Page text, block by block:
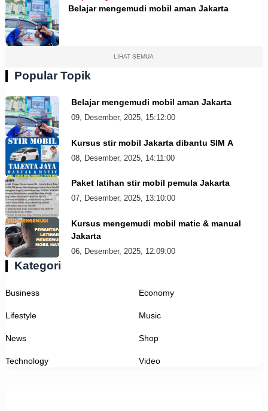
Belajar mengemudi mobil aman Jakarta
LIHAT SEMUA
Popular Topik
Belajar mengemudi mobil aman Jakarta
09, Desember, 2025, 15:12:00
Kursus stir mobil Jakarta dibantu SIM A
08, Desember, 2025, 14:11:00
Paket latihan stir mobil pemula Jakarta
07, Desember, 2025, 13:10:00
Kursus mengemudi mobil matic & manual
Jakarta
06, Desember, 2025, 12:09:00
Kategori
Business Economy
Lifestyle Music
News Shop
Technology Video